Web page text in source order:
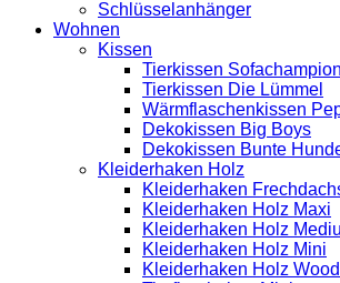
Schlüsselanhänger
Wohnen
Kissen
Tierkissen
Tierkissen Die Lümmel
Wärmflaschenkissen
Dekokissen Big Boys
Dekokissen Bunte
Kleiderhaken Holz
Kleiderhaken
Kleiderhaken Holz Maxi
Kleiderhaken Holz
Kleiderhaken Holz Mini
Kleiderhaken Holz